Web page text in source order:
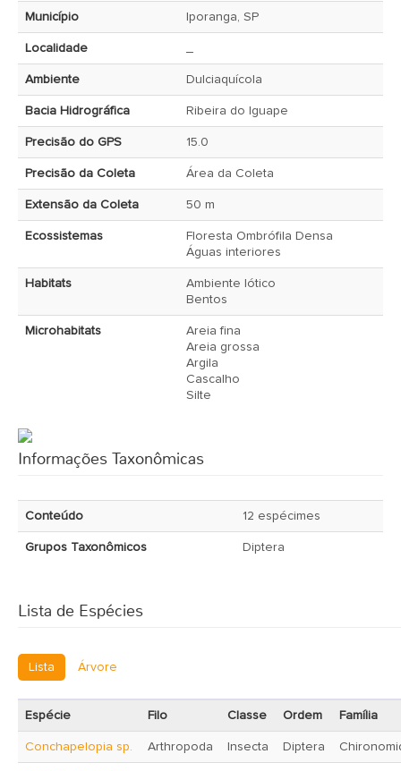
Município Iporanga, SP
Localidade
Ambiente Dulciaquícola
Bacia Hidrográfica Ribeira do Iguape
Precisão do GPS 15.0
Precisão da Coleta Área da Coleta
Extensão da Coleta 50 m
Ecossistemas
Floresta Ombrófila Densa
Águas interiores
Habitats
Ambiente lótico
Bentos
Microhabitats
Areia fina
Areia grossa
Argila
Cascalho
Silte
Informações Taxonômicas
Conteúdo 12 espécimes
Grupos Taxonômicos Diptera
Lista de Espécies
Lista Árvore
Espécie Filo Classe Ordem Família
Conchapelopia sp. Arthropoda Insecta Diptera